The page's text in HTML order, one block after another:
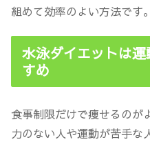
組めて効率のよい方法です。
水泳ダイエットは
すめ
食事制限だけで痩せるのが
力のない人や運動が苦手な